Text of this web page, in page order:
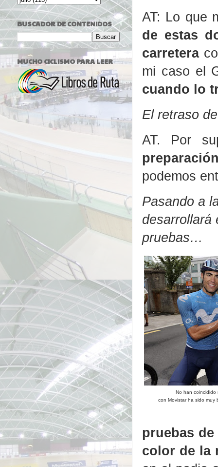
AT: Lo que
de estas
carretera
mi caso el
cuando lo
El retraso
AT. Por
podemos
Pasando a
desarrollará
pruebas…
No han coincidido
con Movistar ha sido muy
pruebas
color de la
BUSCADOR DE CONTENIDOS
MUCHO CICLISMO PARA LEER